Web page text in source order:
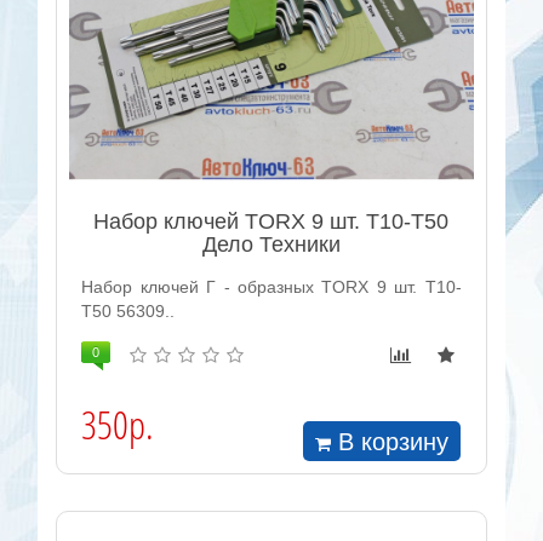
Набор ключей TORX 9 шт. Т10-Т50
Дело Техники
Набор ключей Г - образных TORX 9 шт. Т10-
Т50 56309..
0
350р. В корзину